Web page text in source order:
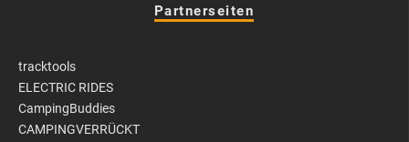
Partnerseiten
tracktools
ELECTRIC RIDES
CampingBuddies
CAMPINGVERRÜCKT